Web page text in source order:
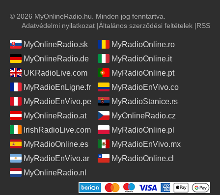
© 2026 MyOnlineRadio.hu. Minden jog fenntartva.
Adatvédelmi nyilatkozat |Általános szerződési feltételek |RSS
MyOnlineRadio.sk
MyRadioOnline.ro
MyOnlineRadio.de
MyRadioOnline.it
UKRadioLive.com
MyRadioOnline.pt
MyRadioEnLigne.fr
MyRadioEnVivo.co
MyRadioEnVivo.pe
MyRadioStanice.rs
MyOnlineRadio.at
MyOnlineRadio.cz
IrishRadioLive.com
MyRadioOnline.pl
MyRadioOnline.es
MyRadioEnVivo.mx
MyRadioEnVivo.ar
MyRadioOnline.cl
MyOnlineRadio.nl